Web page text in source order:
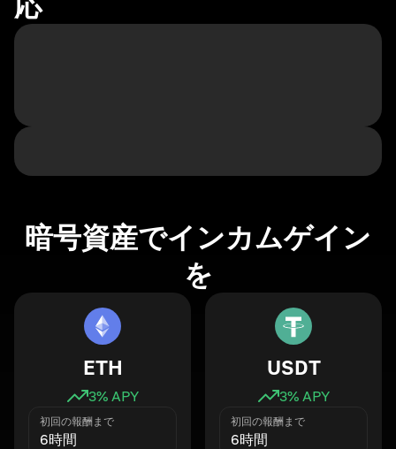
暗号資産でインカムゲイン
を
ETH
3% APY
初回の報酬まで
6時間
USDT
3% APY
初回の報酬まで
6時間